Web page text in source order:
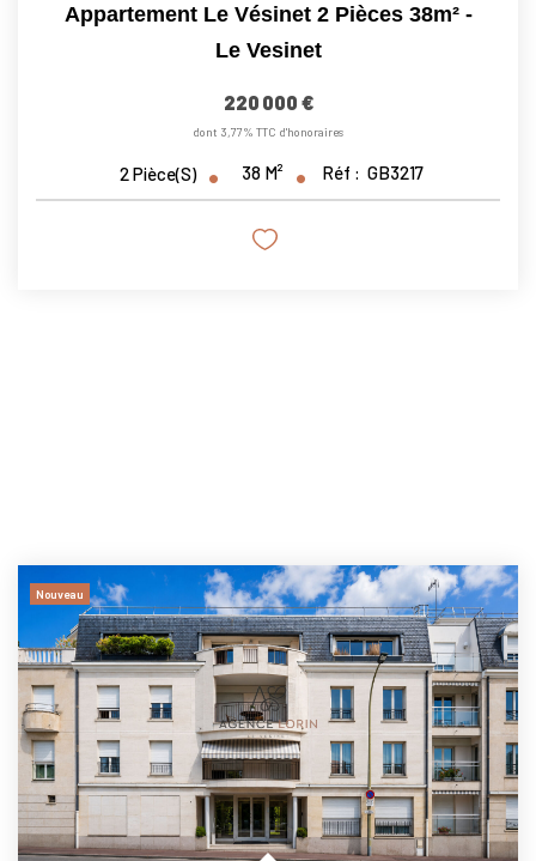
Appartement Le Vésinet 2 Pièces 38m² -
Le Vesinet
220 000 €
dont 3,77% TTC d'honoraires
2Pièce(s) 38 M² Réf : GB3217
Nouveau